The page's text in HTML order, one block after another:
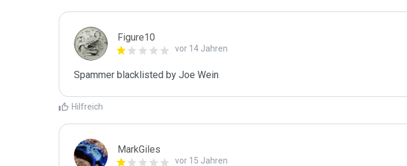
Figure10
vor 14 Jahren
Spammer blacklisted by Joe Wein
Hilfreich
MarkGiles
vor 15 Jahren